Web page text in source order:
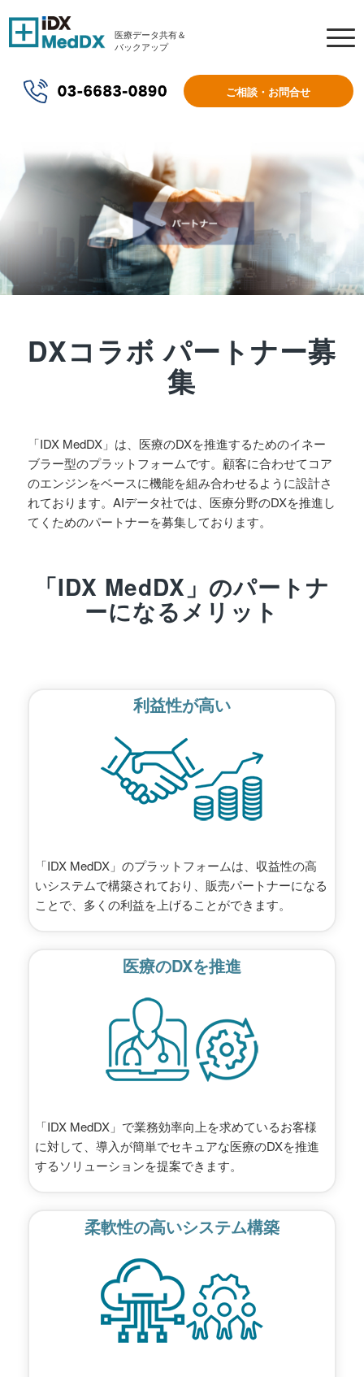
医療データ共有＆
バックアップ
ご相談・お問合せ
DXコラボ パートナー募
集
「IDX MedDX」は、医療のDXを推進するためのイネー
ブラー型のプラットフォームです。顧客に合わせてコア
のエンジンをベースに機能を組み合わせるように設計さ
れております。AIデータ社では、医療分野のDXを推進し
てくためのパートナーを募集しております。
「IDX MedDX」のパートナ
ーになるメリット
利益性が高い
「IDX MedDX」のプラットフォームは、収益性の高
いシステムで構築されており、販売パートナーになる
ことで、多くの利益を上げることができます。
医療のDXを推進
「IDX MedDX」で業務効率向上を求めているお客様
に対して、導入が簡単でセキュアな医療のDXを推進
するソリューションを提案できます。
柔軟性の高いシステム構築